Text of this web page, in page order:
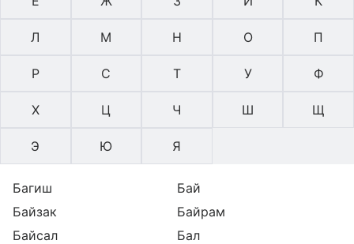
Л М Н О П
Р С Т У Ф
Х Ц Ч Ш Щ
Э Ю Я
Багиш
Бай
Байзак
Байрам
Байсал
Бал